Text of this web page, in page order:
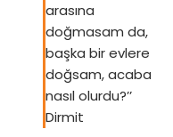
arasına
doğmasam da,
başka bir evlere
doğsam, acaba
nasıl olurdu?’’
Dirmit